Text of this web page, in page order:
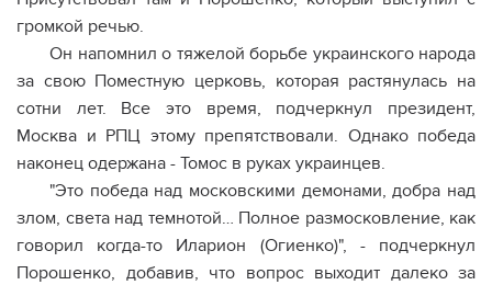
громкой речью.
Он напомнил о тяжелой борьбе украинского народа
за свою Поместную церковь, которая растянулась на
сотни лет. Все это время, подчеркнул президент,
Москва и РПЦ этому препятствовали. Однако победа
наконец одержана - Томос в руках украинцев.
"Это победа над московскими демонами, добра над
злом, света над темнотой… Полное размосковление, как
говорил когда-то Иларион (Огиенко)", - подчеркнул
Порошенко, добавив, что вопрос выходит далеко за